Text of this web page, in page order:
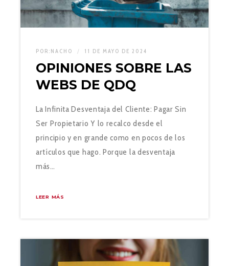
POR: NACHO 11 DE MAYO DE 2024
OPINIONES SOBRE LAS
WEBS DE QDQ
La Infinita Desventaja del Cliente: Pagar Sin
Ser Propietario Y lo recalco desde el
principio y en grande como en pocos de los
artículos que hago. Porque la desventaja
más…
LEER MÁS